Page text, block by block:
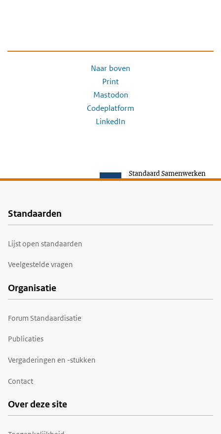
Naar boven
Print
Mastodon
Codeplatform
LinkedIn
Standaard Samenwerken
Voet
Standaarden
Lijst open standaarden
Veelgestelde vragen
Organisatie
Forum Standaardisatie
Publicaties
Vergaderingen en -stukken
Contact
Over deze site